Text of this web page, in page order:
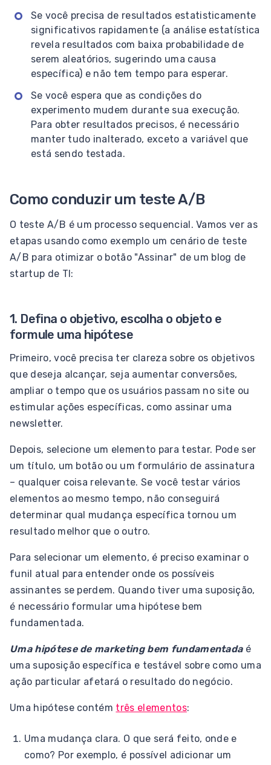
Se você precisa de resultados estatisticamente
significativos rapidamente (a análise estatística
revela resultados com baixa probabilidade de
serem aleatórios, sugerindo uma causa
específica) e não tem tempo para esperar.
Se você espera que as condições do
experimento mudem durante sua execução.
Para obter resultados precisos, é necessário
manter tudo inalterado, exceto a variável que
está sendo testada.
Como conduzir um teste A/B
O teste A/B é um processo sequencial. Vamos ver as
etapas usando como exemplo um cenário de teste
A/B para otimizar o botão "Assinar" de um blog de
startup de TI:
1. Defina o objetivo, escolha o objeto e
formule uma hipótese
Primeiro, você precisa ter clareza sobre os objetivos
que deseja alcançar, seja aumentar conversões,
ampliar o tempo que os usuários passam no site ou
estimular ações específicas, como assinar uma
newsletter.
Depois, selecione um elemento para testar. Pode ser
um título, um botão ou um formulário de assinatura
– qualquer coisa relevante. Se você testar vários
elementos ao mesmo tempo, não conseguirá
determinar qual mudança específica tornou um
resultado melhor que o outro.
Para selecionar um elemento, é preciso examinar o
funil atual para entender onde os possíveis
assinantes se perdem. Quando tiver uma suposição,
é necessário formular uma hipótese bem
fundamentada.
Uma hipótese de marketing bem fundamentadaé
uma suposição específica e testável sobre como uma
ação particular afetará o resultado do negócio.
Uma hipótese contém três elementos:
Uma mudança clara. O que será feito, onde e
como? Por exemplo, é possível adicionar um